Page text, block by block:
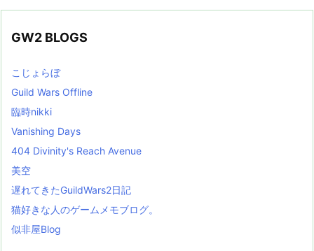
GW2 BLOGS
こじょらぼ
Guild Wars Offline
臨時nikki
Vanishing Days
404 Divinity's Reach Avenue
美空
遅れてきたGuildWars2日記
猫好きな人のゲームメモブログ。
似非屋Blog